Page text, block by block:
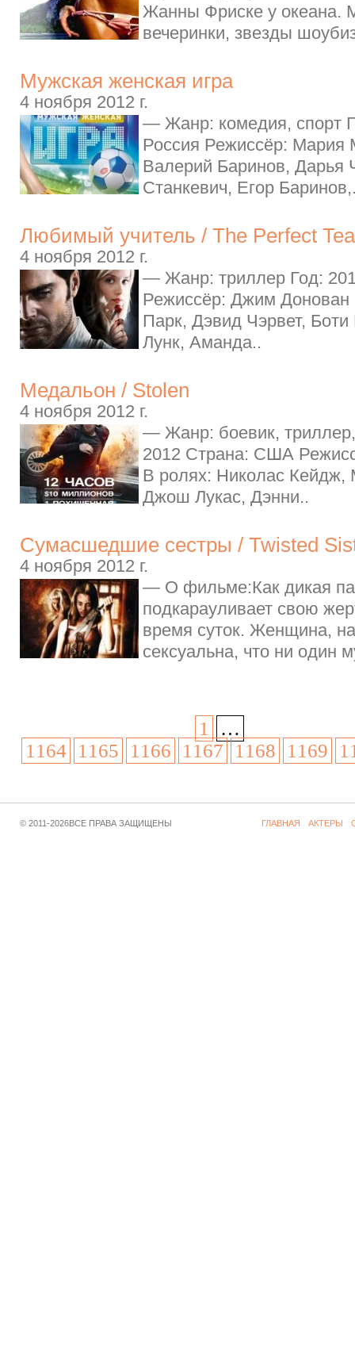
Жанны Фриске у океана.
вечеринки, звезды
Мужская женская игра
4 ноября 2012 г.
— Жанр: комедия, спорт
Россия Режиссёр: Мария
Валерий Баринов, Дарья
Станкевич, Егор
Любимый учитель / The Perfect
4 ноября 2012 г.
— Жанр: триллер Год:
Режиссёр: Джим Донован
Парк, Дэвид Чэрвет,
Лунк, Аманда..
Медальон / Stolen
4 ноября 2012 г.
— Жанр: боевик,
2012 Страна: США
В ролях: Николас Кейдж,
Джош Лукас, Дэнни..
Сумасшедшие сестры / Twisted
4 ноября 2012 г.
— О фильме:Как дикая
подкарауливает свою
время суток. Женщина,
сексуальна, что ни один
1
…
1164
1165 1166 1167 1168 1169
© 2011-2026ВСЕ ПРАВА ЗАЩИЩЕНЫ ГЛАВНАЯ АКТЕРЫ